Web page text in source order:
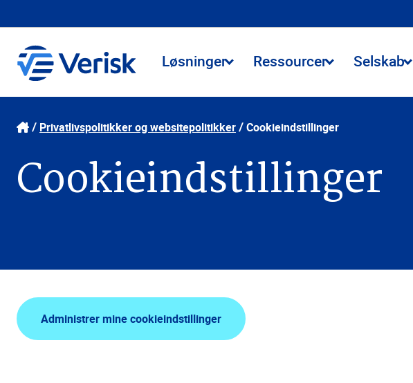
Løsninger Ressourcer Selskab
Privatlivspolitikker og websitepolitikker Cookieindstillinger
Cookieindstillinger
Administrer mine cookieindstillinger